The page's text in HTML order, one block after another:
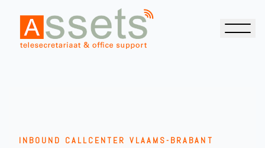
INBOUND CALLCENTER VLAAMS-BRABANT